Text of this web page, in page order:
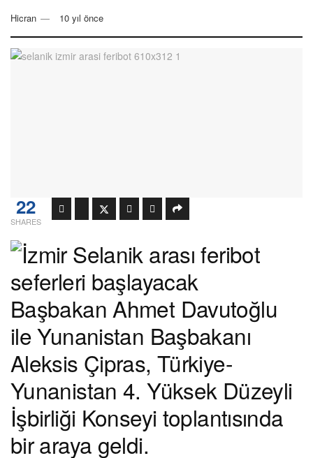
Hicran 10 yıl önce
22
SHARES
Başbakan Ahmet Davutoğlu
ile Yunanistan Başbakanı
Aleksis Çipras, Türkiye-
Yunanistan 4. Yüksek Düzeyli
İşbirliği Konseyi toplantısında
bir araya geldi.